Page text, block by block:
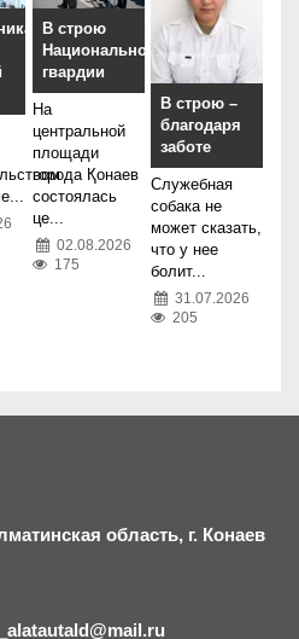
В строю
Национальной
гвардии
На
центральной
площади
города Қонаев
состоялась
це...
02.08.2026
175
В строю –
благодаря
заботе
Служебная
собака не
может сказать,
что у нее
болит...
31.07.2026
205
область, г. Конаев